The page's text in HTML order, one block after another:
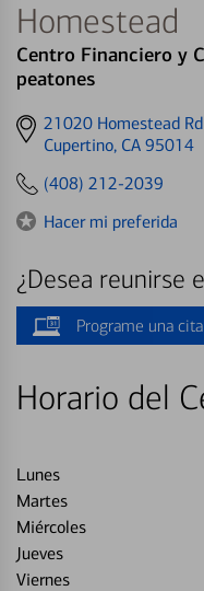
Homestead
Centro Financiero y
peatones
Get
directions
21020 Homestead Rd
Cupertino, CA 95014
(408) 212-2039
Hacer mi preferida
¿Desea reunirse
Programe una cita
Horario del
Lunes
Martes
Miércoles
Jueves
Viernes